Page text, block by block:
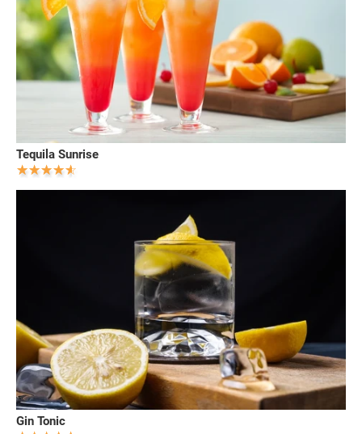
Tequila Sunrise
Gin Tonic